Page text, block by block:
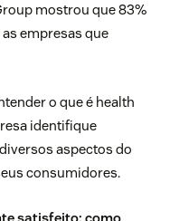
mostrou que 83%
empresas que
o que é health
identifique
aspectos do
consumidores.